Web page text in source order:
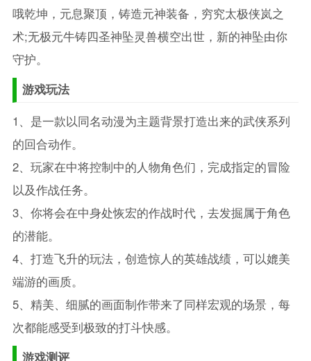
哦乾坤，元息聚顶，铸造元神装备，穷究太极侠岚之
术;无极元牛铸四圣神坠灵兽横空出世，新的神坠由你
守护。
游戏玩法
1、是一款以同名动漫为主题背景打造出来的武侠系列
的回合动作。
2、玩家在中将控制中的人物角色们，完成指定的冒险
以及作战任务。
3、你将会在中身处恢宏的作战时代，去发掘属于角色
的潜能。
4、打造飞升的玩法，创造惊人的英雄战绩，可以媲美
端游的画质。
5、精美、细腻的画面制作带来了同样宏观的场景，每
次都能感受到极致的打斗快感。
游戏测评